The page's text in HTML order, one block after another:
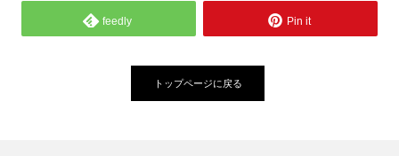
feedly Pin it
トップページに戻る